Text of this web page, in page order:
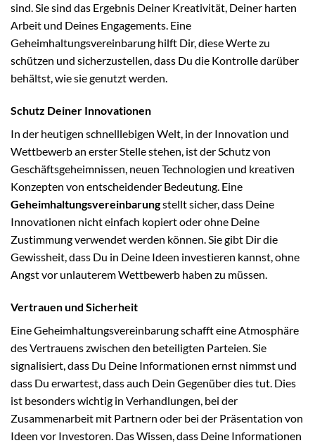
sind. Sie sind das Ergebnis Deiner Kreativität, Deiner harten
Arbeit und Deines Engagements. Eine
Geheimhaltungsvereinbarung hilft Dir, diese Werte zu
schützen und sicherzustellen, dass Du die Kontrolle darüber
behältst, wie sie genutzt werden.
Schutz Deiner Innovationen
In der heutigen schnelllebigen Welt, in der Innovation und
Wettbewerb an erster Stelle stehen, ist der Schutz von
Geschäftsgeheimnissen, neuen Technologien und kreativen
Konzepten von entscheidender Bedeutung. Eine
Geheimhaltungsvereinbarungstellt sicher, dass Deine
Innovationen nicht einfach kopiert oder ohne Deine
Zustimmung verwendet werden können. Sie gibt Dir die
Gewissheit, dass Du in Deine Ideen investieren kannst, ohne
Angst vor unlauterem Wettbewerb haben zu müssen.
Vertrauen und Sicherheit
Eine Geheimhaltungsvereinbarung schafft eine Atmosphäre
des Vertrauens zwischen den beteiligten Parteien. Sie
signalisiert, dass Du Deine Informationen ernst nimmst und
dass Du erwartest, dass auch Dein Gegenüber dies tut. Dies
ist besonders wichtig in Verhandlungen, bei der
Zusammenarbeit mit Partnern oder bei der Präsentation von
Ideen vor Investoren. Das Wissen, dass Deine Informationen